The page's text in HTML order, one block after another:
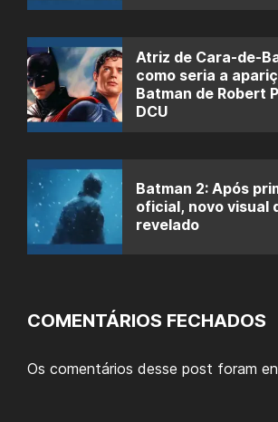
Atriz de Cara-de-
como seria a
Batman de Robert
DCU
Batman 2: Após
oficial, novo visual
revelado
COMENTÁRIOS FECHADOS
Os comentários desse post foram